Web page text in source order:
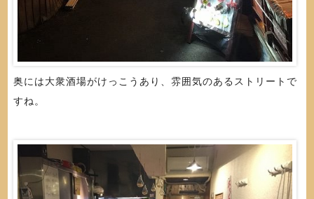
奥には大衆酒場がけっこうあり、雰囲気のあるストリートで
すね。